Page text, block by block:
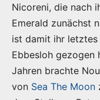
Nicoreni, die nach
Emerald zunächst
ist damit ihr letztes
Ebbesloh gezogen
Jahren brachte
von Sea The Moon